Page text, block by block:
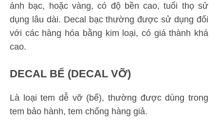
ánh bạc, hoặc vàng, có độ bền cao, tuổi thọ sử
dụng lâu dài. Decal bạc thường được sử dụng đối
với các hàng hóa bằng kim loại, có giá thành khá
cao.
DECAL BỂ (DECAL VỠ)
Là loại tem dễ vỡ (bể), thường được dùng trong
tem bảo hành, tem chống hàng giả.